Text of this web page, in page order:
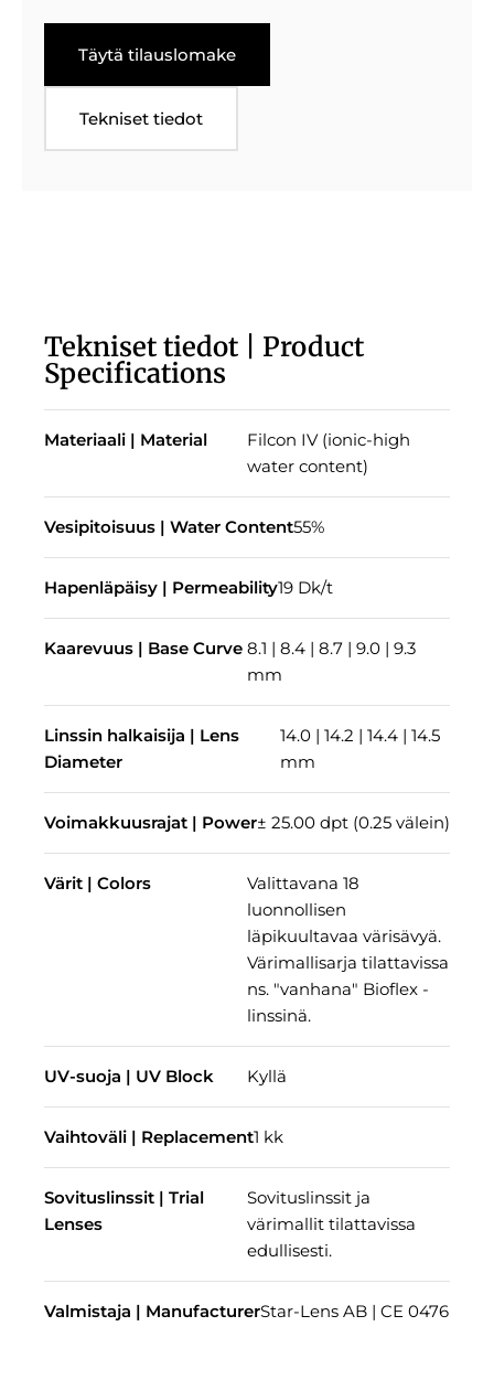
Täytä tilauslomake
Tekniset tiedot
Tekniset tiedot | Product
Specifications
Materiaali | Material
Filcon IV (ionic-high
water content)
Vesipitoisuus | Water Content55%
Hapenläpäisy | Permeability19 Dk/t
Kaarevuus | Base Curve 8.1 | 8.4 | 8.7 | 9.0 | 9.3
mm
Linssin halkaisija | Lens
Diameter
14.0 | 14.2 | 14.4 | 14.5
mm
Voimakkuusrajat | Power± 25.00 dpt (0.25 välein)
Värit | Colors
Valittavana 18
luonnollisen
läpikuultavaa värisävyä.
Värimallisarja tilattavissa
ns. "vanhana" Bioflex -
linssinä.
UV-suoja | UV Block Kyllä
Vaihtoväli | Replacement1 kk
Sovituslinssit | Trial
Lenses
Sovituslinssit ja
värimallit tilattavissa
edullisesti.
Valmistaja | ManufacturerStar-Lens AB | CE 0476